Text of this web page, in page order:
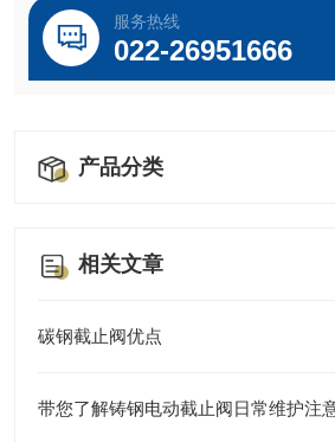
服务热线
022-26951666
产品分类
相关文章
碳钢截止阀优点
带您了解铸钢电动截止阀日常维护注